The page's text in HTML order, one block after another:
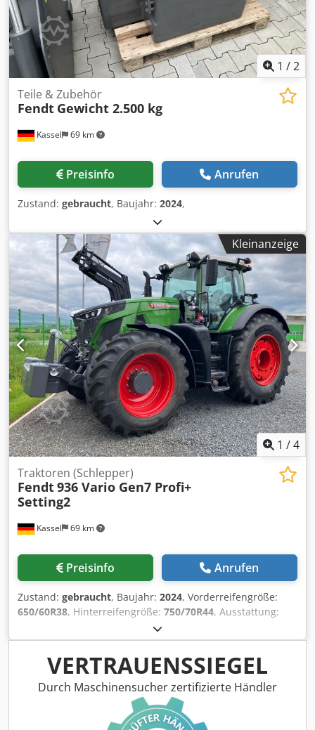
1 /2
Kassel 69 km
Teile & Zubehör
Fendt Gewicht 2.500 kg
Preisinfo Anrufen
Zustand: gebraucht, Baujahr: 2024,
Kleinanzeige
1 /4
Kassel 69 km
Traktoren (Schlepper)
Fendt936 Vario Gen7 Profi+
Setting2
Preisinfo Anrufen
Zustand: gebraucht, Baujahr: 2024, Vorderreifengröße:
650/60R38, Hinterreifengröße: 750/70R44, Ausstattung:
, Section Control Belastungsgewicht
Hinterräder 2x 650kg Umkehrlüfter Kühlbox / Infotainment
Paket Contour Assistant Spurführung Basispaket RTK
Novatel TI / HEadland Agronomie Basispaket Telemetrie
Basispaket / Dcedpfx Aott I Nvenwjk
VERTRAUENSSIEGEL
Durch Maschinensucher zertifizierte Händler